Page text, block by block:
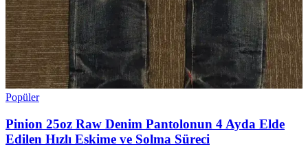
Popüler
Pinion 25oz Raw Denim Pantolonun 4 Ayda Elde
Edilen Hızlı Eskime ve Solma Süreci